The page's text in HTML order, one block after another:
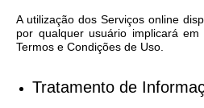
A utilização dos Serviços online
por qualquer usuário implicará
Termos e Condições de Uso.
Tratamento de